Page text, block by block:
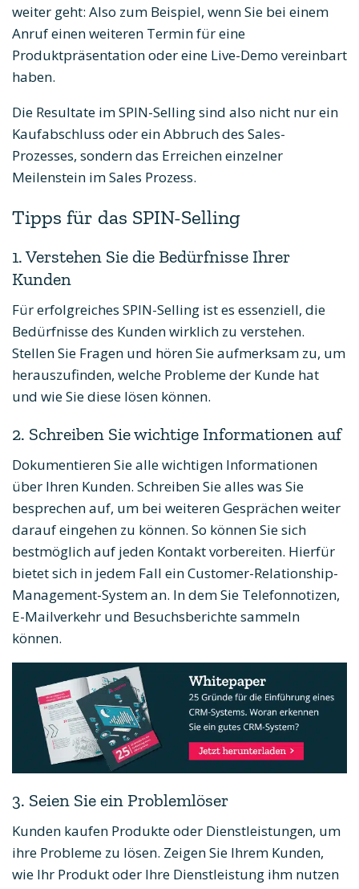
weiter geht: Also zum Beispiel, wenn Sie bei einem
Anruf einen weiteren Termin für eine
Produktpräsentation oder eine Live-Demo vereinbart
haben.
Die Resultate im SPIN-Selling sind also nicht nur ein
Kaufabschluss oder ein Abbruch des Sales-
Prozesses, sondern das Erreichen einzelner
Meilenstein im Sales Prozess.
Tipps für das SPIN-Selling
1. Verstehen Sie die Bedürfnisse Ihrer
Kunden
Für erfolgreiches SPIN-Selling ist es essenziell, die
Bedürfnisse des Kunden wirklich zu verstehen.
Stellen Sie Fragen und hören Sie aufmerksam zu, um
herauszufinden, welche Probleme der Kunde hat
und wie Sie diese lösen können.
2. Schreiben Sie wichtige Informationen auf
Dokumentieren Sie alle wichtigen Informationen
über Ihren Kunden. Schreiben Sie alles was Sie
besprechen auf, um bei weiteren Gesprächen weiter
darauf eingehen zu können. So können Sie sich
bestmöglich auf jeden Kontakt vorbereiten. Hierfür
bietet sich in jedem Fall ein Customer-Relationship-
Management-System an. In dem Sie Telefonnotizen,
E-Mailverkehr und Besuchsberichte sammeln
können.
3. Seien Sie ein Problemlöser
Kunden kaufen Produkte oder Dienstleistungen, um
ihre Probleme zu lösen. Zeigen Sie Ihrem Kunden,
wie Ihr Produkt oder Ihre Dienstleistung ihm nutzen